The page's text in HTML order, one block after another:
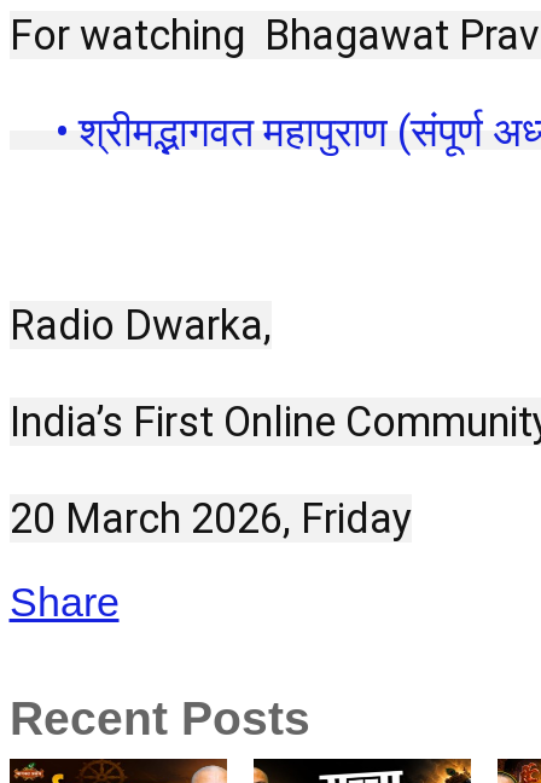
For watching  Bhagawat
• श्रीमद्भागवत महापुराण (संपूर्ण
Radio Dwarka,
India’s First Online
20 March 2026, Friday
Share
Recent Posts